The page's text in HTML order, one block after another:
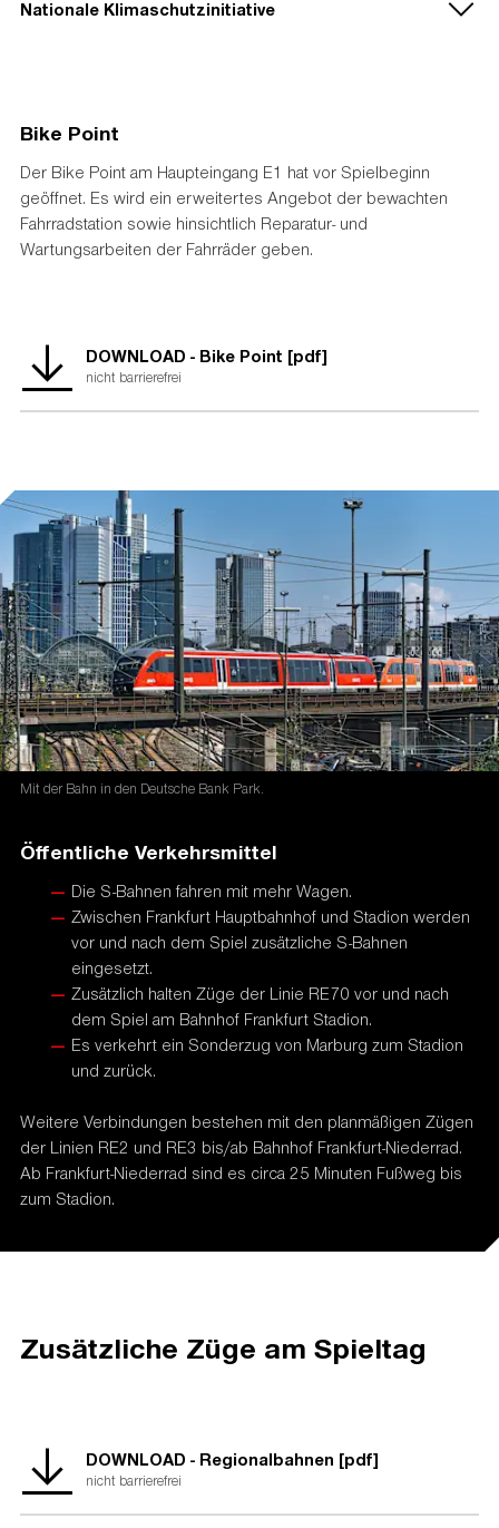
Nationale Klimaschutzinitiative
die Nationale Klimaschutzinitiative.
Beitrag zur Senkung der Treibhausgasemissionen leisten.
Ihre Programme und Projekte decken ein breites Spektrum
an Klimaschutzaktivitäten ab: Von der Entwicklung langfristiger
Strategien bis hin zu konkreten Hilfestellungen und investiven
Fördermaßnahmen. Diese Vielfalt ist Garant für gute Ideen. Die
Nationale Klimaschutzinitiative trägt zu einer Verankerung des
Klimaschutzes vor Ort bei. Von ihr profitieren
Verbraucherinnen und Verbraucher ebenso wie Unternehmen,
Kommunen oder Bildungseinrichtungen.
Bike Point
Der Bike Point am Haupteingang E1 hat vor Spielbeginn
geöffnet. Es wird ein erweitertes Angebot der bewachten
Fahrradstation sowie hinsichtlich Reparatur- und
Wartungsarbeiten der Fahrräder geben.
DOWNLOAD - Bike Point [pdf]
nicht barrierefrei
Mit der Bahn in den Deutsche Bank Park.
Öffentliche Verkehrsmittel
Die S-Bahnen fahren mit mehr Wagen.
Zwischen Frankfurt Hauptbahnhof und Stadion werden
vor und nach dem Spiel zusätzliche S-Bahnen
eingesetzt.
Zusätzlich halten Züge der Linie RE70 vor und nach
dem Spiel am Bahnhof Frankfurt Stadion.
Es verkehrt ein Sonderzug von Marburg zum Stadion
und zurück.
Weitere Verbindungen bestehen mit den planmäßigen Zügen
der Linien RE2 und RE3 bis/ab Bahnhof Frankfurt-Niederrad.
Ab Frankfurt-Niederrad sind es circa 25 Minuten Fußweg bis
zum Stadion.
Zusätzliche Züge am Spieltag
DOWNLOAD - Regionalbahnen [pdf]
nicht barrierefrei